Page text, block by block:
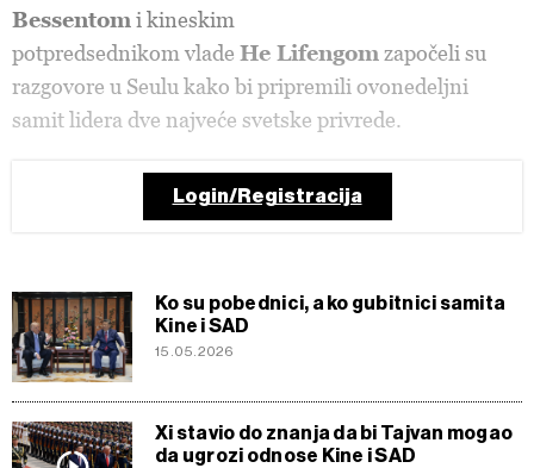
Bessentom i kineskim
potpredsednikom vlade He Lifengom započeli su
razgovore u Seulu kako bi pripremili ovonedeljni
samit lidera dve najveće svetske privrede.
Login/Registracija
Ko su pobednici, a ko gubitnici samita
Kine i SAD
15.05.2026
Xi stavio do znanja da bi Tajvan mogao
da ugrozi odnose Kine i SAD